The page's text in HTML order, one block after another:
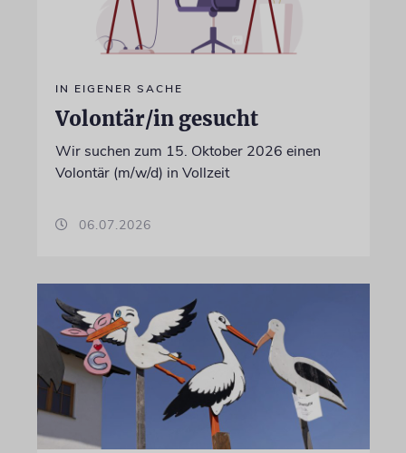
IN EIGENER SACHE
Volontär/in gesucht
Wir suchen zum 15. Oktober 2026 einen
Volontär (m/w/d) in Vollzeit
06.07.2026